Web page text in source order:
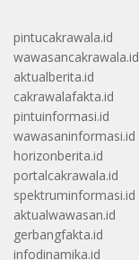
pintucakrawala.id
wawasancakrawala.id
aktualberita.id
cakrawalafakta.id
pintuinformasi.id
wawasaninformasi.id
horizonberita.id
portalcakrawala.id
spektruminformasi.id
aktualwawasan.id
gerbangfakta.id
infodinamika.id